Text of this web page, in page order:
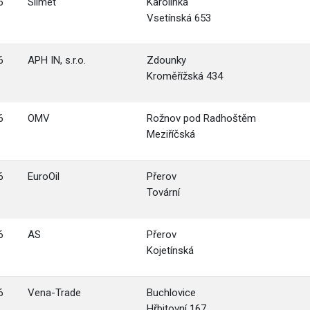
Vsetínská 653
APH IN, s.r.o.
Zdounky
Kroměřížská 434
OMV
Rožnov pod Radhoštěm
Meziříčská
EuroOil
Přerov
Tovární
AS
Přerov
Kojetínská
Vena-Trade
Buchlovice